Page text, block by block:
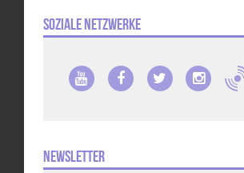
Soziale Netzwerke
Newsletter